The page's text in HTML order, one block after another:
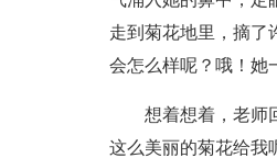
走到菊花地里，摘了
会怎么样呢？哦！她
想着想着，老师
这么美丽的菊花给我